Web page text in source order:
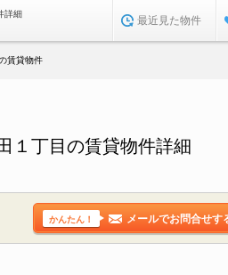
詳細
最近見た物件
賃貸物件
１丁目の賃貸物件詳細
かんたん！ メールでお問合せす